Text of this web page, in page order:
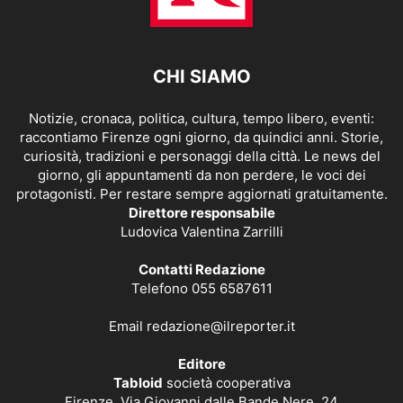
CHI SIAMO
Notizie, cronaca, politica, cultura, tempo libero, eventi:
raccontiamo Firenze ogni giorno, da quindici anni. Storie,
curiosità, tradizioni e personaggi della città. Le news del
giorno, gli appuntamenti da non perdere, le voci dei
protagonisti. Per restare sempre aggiornati gratuitamente.
Direttore responsabile
Ludovica Valentina Zarrilli
Contatti Redazione
Telefono 055 6587611
Email redazione@ilreporter.it
Editore
Tabloid società cooperativa